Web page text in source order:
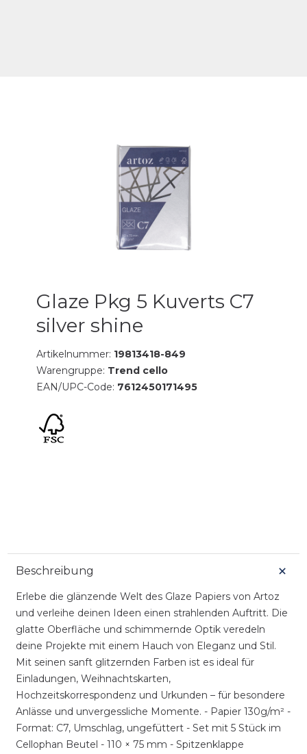
Glaze Pkg 5 Kuverts C7
silver shine
Artikelnummer: 19813418-849
Warengruppe: Trend cello
EAN/UPC-Code: 7612450171495
Beschreibung
Erlebe die glänzende Welt des Glaze Papiers von Artoz
und verleihe deinen Ideen einen strahlenden Auftritt. Die
glatte Oberfläche und schimmernde Optik veredeln
deine Projekte mit einem Hauch von Eleganz und Stil.
Mit seinen sanft glitzernden Farben ist es ideal für
Einladungen, Weihnachtskarten,
Hochzeitskorrespondenz und Urkunden – für besondere
Anlässe und unvergessliche Momente. - Papier 130g/m² -
Format: C7, Umschlag, ungefüttert - Set mit 5 Stück im
Cellophan Beutel - 110 × 75 mm - Spitzenklappe